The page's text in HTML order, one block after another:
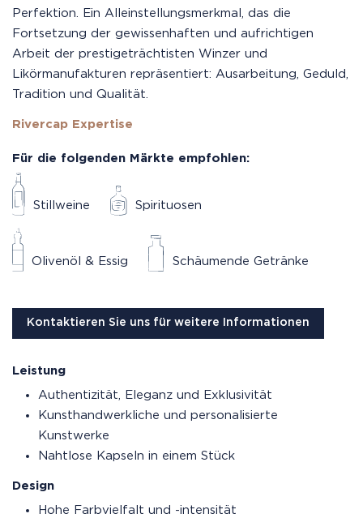
Perfektion. Ein Alleinstellungsmerkmal, das die
Fortsetzung der gewissenhaften und aufrichtigen
Arbeit der prestigeträchtisten Winzer und
Likörmanufakturen repräsentiert: Ausarbeitung, Geduld,
Tradition und Qualität.
Rivercap Expertise
Für die folgenden Märkte empfohlen:
Stillweine Spirituosen
Olivenöl & Essig Schäumende Getränke
Kontaktieren Sie uns für weitere Informationen
Leistung
Authentizität, Eleganz und Exklusivität
Kunsthandwerkliche und personalisierte
Kunstwerke
Nahtlose Kapseln in einem Stück
Design
Hohe Farbvielfalt und -intensität